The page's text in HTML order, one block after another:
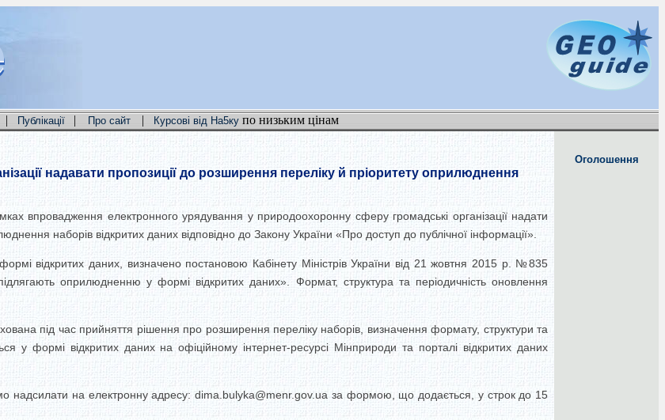
| Публікації | Про сайт | Курсові від На5ку по низьким цінам
надавати пропозиції до розширення переліку й пріоритету оприлюднення
впровадження електронного урядування у природоохоронну сферу громадські організації надати
наборів відкритих даних відповідно до Закону України «Про доступ до публічної інформації».
відкритих даних, визначено постановою Кабінету Міністрів України від 21 жовтня 2015 р. №835
оприлюдненню у формі відкритих даних». Формат, структура та періодичність оновлення
під час прийняття рішення про розширення переліку наборів, визначення формату, структури та
у формі відкритих даних на офіційному інтернет-ресурсі Мінприроди та порталі відкритих даних
надсилати на електронну адресу:dima.bulyka@menr.gov.ua за формою, що додається, у строк до 15
Оголошення